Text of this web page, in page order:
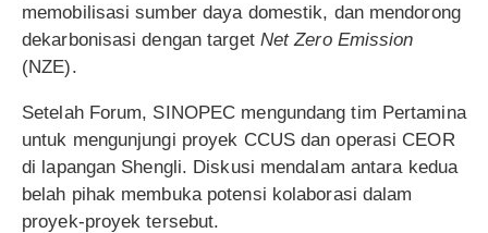
memobilisasi sumber daya domestik, dan mendorong
dekarbonisasi dengan target Net Zero Emission
(NZE).
Setelah Forum, SINOPEC mengundang tim Pertamina
untuk mengunjungi proyek CCUS dan operasi CEOR
di lapangan Shengli. Diskusi mendalam antara kedua
belah pihak membuka potensi kolaborasi dalam
proyek-proyek tersebut.